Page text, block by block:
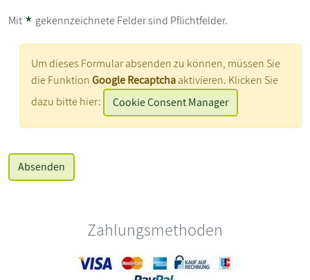
Mit * gekennzeichnete Felder sind Pflichtfelder.
Um dieses Formular absenden zu können, müssen Sie
die FunktionGoogle Recaptchaaktivieren. Klicken Sie
dazu bitte hier:
Cookie Consent Manager
Zahlungsmethoden